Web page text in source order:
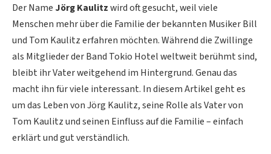
Der Name Jörg Kaulitzwird oft gesucht, weil viele
Menschen mehr über die Familie der bekannten Musiker Bill
und Tom Kaulitz erfahren möchten. Während die Zwillinge
als Mitglieder der Band Tokio Hotel weltweit berühmt sind,
bleibt ihr Vater weitgehend im Hintergrund. Genau das
macht ihn für viele interessant. In diesem Artikel geht es
um das Leben von Jörg Kaulitz, seine Rolle als Vater von
Tom Kaulitz und seinen Einfluss auf die Familie – einfach
erklärt und gut verständlich.